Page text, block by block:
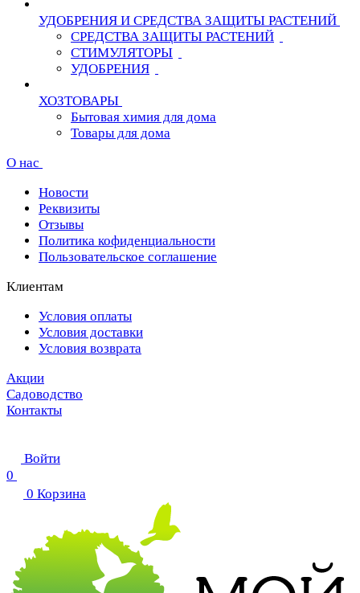
УДОБРЕНИЯ И СРЕДСТВА ЗАЩИТЫ РАСТЕНИЙ
СРЕДСТВА ЗАЩИТЫ РАСТЕНИЙ
СТИМУЛЯТОРЫ
УДОБРЕНИЯ
ХОЗТОВАРЫ
Бытовая химия для дома
Товары для дома
О нас
Новости
Реквизиты
Отзывы
Политика кофиденциальности
Пользовательское соглашение
Клиентам
Условия оплаты
Условия доставки
Условия возврата
Акции
Садоводство
Контакты
Войти
0
0 Корзина